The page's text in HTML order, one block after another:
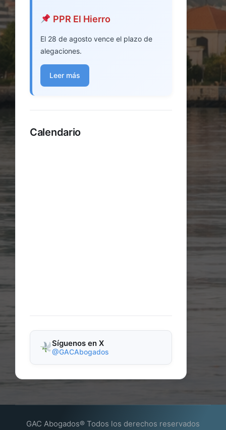
PPR El Hierro
El 28 de agosto vence el plazo de
alegaciones.
Leer más
Calendario
Síguenos en X
@GACAbogados
GAC Abogados® Todos los derechos reservados